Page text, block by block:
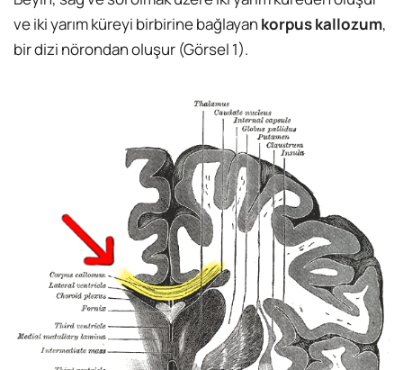
ve iki yarım küreyi birbirine bağlayan korpus kallozum,
bir dizi nörondan oluşur (Görsel 1).